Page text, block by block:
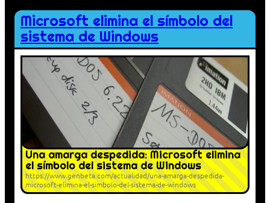
Microsoft elimina el símbolo del
sistema de Windows
Una amarga despedida: Microsoft elimina
el símbolo del sistema de Windows
https://www.genbeta.com/actualidad/una-amarga-despedida-
microsoft-elimina-el-simbolo-del-sistema-de-windows